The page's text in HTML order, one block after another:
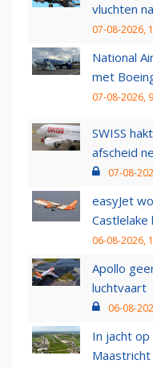
vluchten
07-08-2026,
National
met
07-08-2026,
SWISS
afscheid
07-08-
easyJet
Castlelake
06-08-2026,
Apollo
luchtvaart
06-08-
In jacht
Maastricht